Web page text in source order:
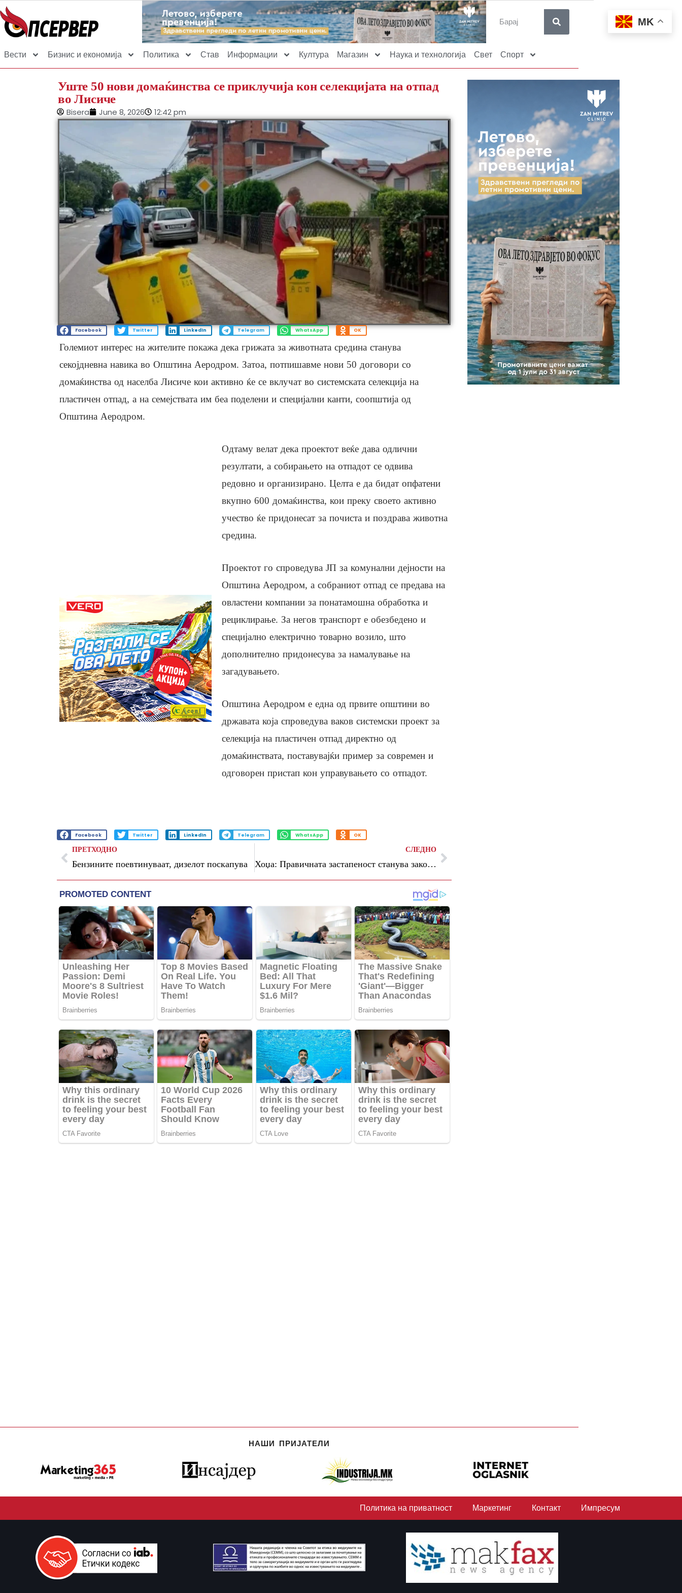
Вести Бизнис и економија Политика Став Информации Култура Магазин Наука и технологија Свет Спорт
Уште 50 нови домаќинства се приклучија кон селекцијата на отпад
во Лисиче
Bisera June 8, 2026 12:42 pm
Facebook Twitter LinkedIn Telegram WhatsApp OK
Големиот интерес на жителите покажа дека грижата за животната средина станува
секојдневна навика во Општина Аеродром. Затоа, потпишавме нови 50 договори со
домаќинства од населба Лисиче кои активно ќе се вклучат во системската селекција на
пластичен отпад, а на семејствата им беа поделени и специјални канти, соопштија од
Општина Аеродром.
Одтаму велат дека проектот веќе дава одлични
резултати, а собирањето на отпадот се одвива
редовно и организирано. Целта е да бидат опфатени
вкупно 600 домаќинства, кои преку своето активно
учество ќе придонесат за почиста и поздрава животна
средина.
Проектот го спроведува ЈП за комунални дејности на
Општина Аеродром, а собраниот отпад се предава на
овластени компании за понатамошна обработка и
рециклирање. За негов транспорт е обезбедено и
специјално електрично товарно возило, што
дополнително придонесува за намалување на
загадувањето.
Општина Аеродром е една од првите општини во
државата која спроведува ваков системски проект за
селекција на пластичен отпад директно од
домаќинствата, поставувајќи пример за современ и
одговорен пристап кон управувањето со отпадот.
Facebook Twitter LinkedIn Telegram WhatsApp OK
ПРЕТХОДНО
Бензините поевтинуваат, дизелот поскапува
СЛЕДНО
Хоџа: Правичната застапеност станува закон, не е доволно некој да се вработи во администрација, со овој закон се отвора пат за унапредување
НАШИ ПРИЈАТЕЛИ
Политика на приватност Маркетинг Контакт Импресум
MK